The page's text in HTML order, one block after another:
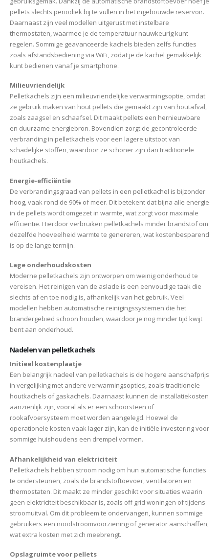
pellets slechts periodiek bij te vullen in het ingebouwde reservoir.
Daarnaast zijn veel modellen uitgerust met instelbare
thermostaten, waarmee je de temperatuur nauwkeurig kunt
regelen. Sommige geavanceerde kachels bieden zelfs functies
zoals afstandsbediening via WiFi, zodat je de kachel gemakkelijk
kunt bedienen vanaf je smartphone.
Milieuvriendelijk
Pelletkachels zijn een milieuvriendelijke verwarmingsoptie, omdat
ze gebruik maken van hout pellets die gemaakt zijn van houtafval,
zoals zaagsel en schaafsel. Dit maakt pellets een hernieuwbare
en duurzame energiebron. Bovendien zorgt de gecontroleerde
verbranding in pelletkachels voor een lagere uitstoot van
schadelijke stoffen, waardoor ze schoner zijn dan traditionele
houtkachels.
Energie-efficiëntie
De verbrandingsgraad van pellets in een pelletkachel is bijzonder
hoog, vaak rond de 90% of meer. Dit betekent dat bijna alle energie
in de pellets wordt omgezet in warmte, wat zorgt voor maximale
efficiëntie. Hierdoor verbruiken pelletkachels minder brandstof om
dezelfde hoeveelheid warmte te genereren, wat kostenbesparend
is op de lange termijn.
Lage onderhoudskosten
Moderne pelletkachels zijn ontworpen om weinig onderhoud te
vereisen. Het reinigen van de aslade is een eenvoudige taak die
slechts af en toe nodig is, afhankelijk van het gebruik. Veel
modellen hebben automatische reinigingssystemen die het
brandergebied schoon houden, waardoor je nog minder tijd kwijt
bent aan onderhoud.
Nadelen van pelletkachels
Initieel kostenplaatje
Een belangrijk nadeel van pelletkachels is de hogere aanschafprijs
in vergelijking met andere verwarmingsopties, zoals traditionele
houtkachels of gaskachels. Daarnaast kunnen de installatiekosten
aanzienlijk zijn, vooral als er een schoorsteen of
rookafvoersysteem moet worden aangelegd. Hoewel de
operationele kosten vaak lager zijn, kan de initiële investering voor
sommige huishoudens een drempel vormen.
Afhankelijkheid van elektriciteit
Pelletkachels hebben stroom nodig om hun automatische functies
te ondersteunen, zoals de brandstoftoevoer, ventilatoren en
thermostaten. Dit maakt ze minder geschikt voor situaties waarin
geen elektriciteit beschikbaar is, zoals off grid woningen of tijdens
stroomuitval. Om dit probleem te ondervangen, kunnen sommige
gebruikers een noodstroomvoorziening of generator aanschaffen,
wat extra kosten met zich meebrengt.
Opslagruimte voor pellets